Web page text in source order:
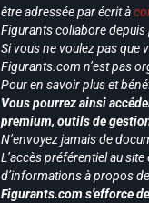
être adressée par écrit à
Figurants collabore
Si vous ne voulez pas que
Figurants.com n’est pas
Pour en savoir plus et
Vous pourrez ainsi
premium, outils de
N’envoyez jamais de
L’accès préférentiel au
d’informations à propos
Figurants.com s’efforce